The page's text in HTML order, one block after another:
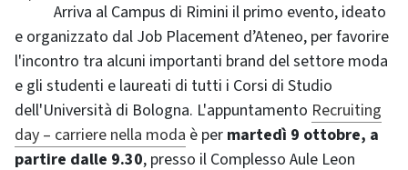
Arriva al Campus di Rimini il primo evento, ideato
e organizzato dal Job Placement d’Ateneo, per favorire
l'incontro tra alcuni importanti brand del settore moda
e gli studenti e laureati di tutti i Corsi di Studio
dell'Università di Bologna. L'appuntamento Recruiting
day – carriere nella moda è per martedì 9 ottobre, a
partire dalle 9.30, presso il Complesso Aule Leon